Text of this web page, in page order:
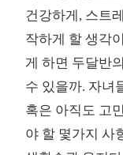
건강하게, 스트
작하게 할 생각
게 하면 두달반
수 있을까. 자녀
혹은 아직도 고
야 할 몇가지 사